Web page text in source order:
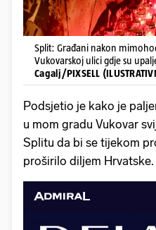
Split: Građani nakon
Vukovarskoj ulici gdje su
Cagalj/PIXSELL
Podsjetio je kako je
u mom gradu Vukovar
Splitu da bi se tijekom
proširilo diljem Hrvatske.